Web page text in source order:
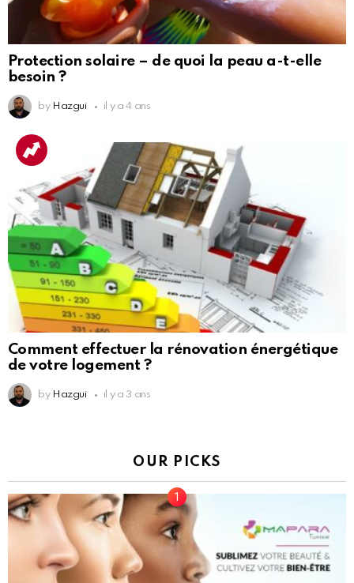
Protection solaire – de quoi la peau a-t-elle
besoin ?
by Hazgui il y a 4 ans
Comment effectuer la rénovation énergétique
de votre logement ?
by Hazgui il y a 3 ans
OUR PICKS